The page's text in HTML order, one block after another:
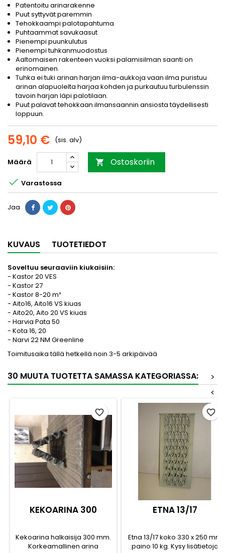
Patentoitu arinarakenne
Puut syttyvät paremmin
Tehokkaampi palotapahtuma
Puhtaammat savukaasut
Pienempi puunkulutus
Pienempi tuhkanmuodostus
Aaltomaisen rakenteen vuoksi palamisilman saanti on
erinomainen.
Tuhka ei tuki arinan harjan ilma-aukkoja vaan ilma puristuu
arinan alapuolelta harjaa kohden ja purkautuu turbulenssin
tavoin harjan läpi palotilaan.
Puut palavat tehokkaan ilmansaannin ansiosta täydellisesti
loppuun.
59,10 € (sis. alv)
Määrä  Ostoskoriin
 Varastossa
Jaa
KUVAUS TUOTETIEDOT
Soveltuu seuraaviin kiukaisiin:
- Kastor 20 VES
- Kastor 27
- Kastor 8-20 m³
- Aito16, Aito16 VS kiuas
- Aito20, Aito 20 VS kiuas
- Harvia Pata 50
- Kota 16, 20
- Narvi 22 NM Greenline
Toimitusaika tällä hetkellä noin 3-5 arkipäivää
30 MUUTA TUOTETTA SAMASSA KATEGORIASSA:
>
<
KEKOARINA 300
Kekoarina halkaisija 300 mm.
Korkeamallinen arina
favorite_border
ETNA 13/17
Etna 13/17 koko 330 x 250 mm
paino 10 kg. Kysy lisätietoja
favorite_border